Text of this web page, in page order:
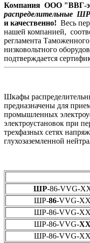
Компания ООО "ВВГ-
распределительные
и качественно! Весь
нашей компанией,
регламента
низковольтного
подтверждается
Шкафы
предназначены для
промышленных
электроустановок при
трехфазных сетях
глухозаземленной
ШР-86-VVG-
ШР-86-VVG-
ШР-86-VVG-
ШР-86-VVG-ХХ
ШР-86-VVG-